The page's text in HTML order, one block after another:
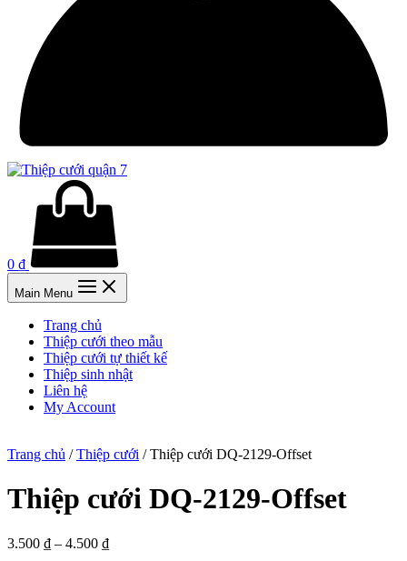
0 ₫
Main Menu
Trang chủ
Thiệp cưới theo mẫu
Thiệp cưới tự thiết kế
Thiệp sinh nhật
Liên hệ
My Account
Trang chủ /Thiệp cưới / Thiệp cưới DQ-2129-Offset
Thiệp cưới DQ-2129-Offset
3.500 ₫ – 4.500 ₫